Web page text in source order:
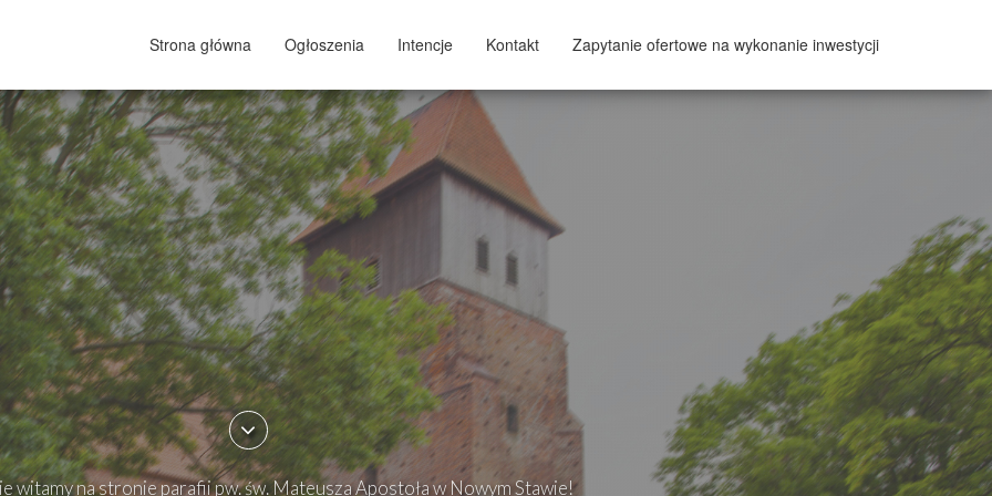
Strona główna Ogłoszenia Intencje Kontakt Zapytanie ofertowe na wykonanie inwestycji
witamy na stronie parafii pw. św. Mateusza Apostoła w Nowym Stawie!